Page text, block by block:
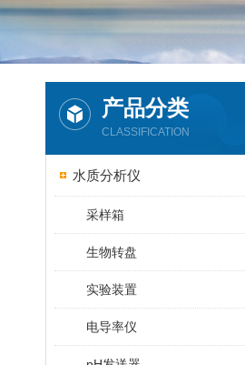
产品分类
CLASSIFICATION
水质分析仪
采样箱
生物转盘
实验装置
电导率仪